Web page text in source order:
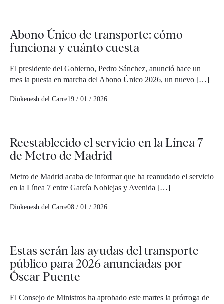
Abono Único de transporte: cómo
funciona y cuánto cuesta
El presidente del Gobierno, Pedro Sánchez, anunció hace un
mes la puesta en marcha del Abono Único 2026, un nuevo […]
Dinkenesh del Carre19 / 01 / 2026
Reestablecido el servicio en la Línea 7
de Metro de Madrid
Metro de Madrid acaba de informar que ha reanudado el servicio
en la Línea 7 entre García Noblejas y Avenida […]
Dinkenesh del Carre08 / 01 / 2026
Estas serán las ayudas del transporte
público para 2026 anunciadas por
Óscar Puente
El Consejo de Ministros ha aprobado este martes la prórroga de